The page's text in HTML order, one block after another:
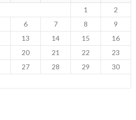
1
2
6 7 8
9
13 14 15
16
20 21 22
23
27 28 29
30